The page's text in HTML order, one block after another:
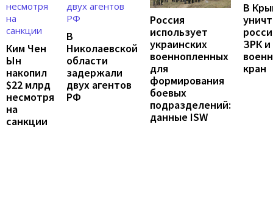
Ким Чен
Ын
накопил
$22 млрд
несмотря
на
санкции
В
Николаевской
области
задержали
двух агентов
РФ
Россия
использует
украинских
военнопленных
для
формирования
боевых
подразделений:
данные ISW
В
ЗРК и
кран